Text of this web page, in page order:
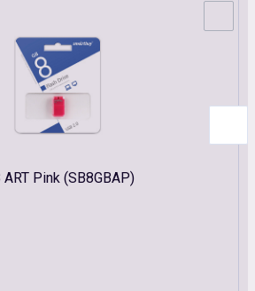
Pink (SB8GBAP)